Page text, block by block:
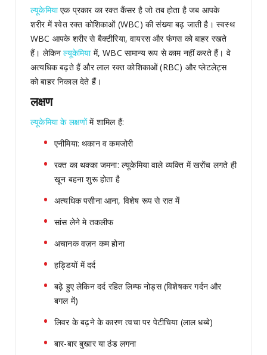
ल्यूकेमियाएक प्रकार का रक्त कैंसर है जो तब होता है जब आपके
शरीर में श्वेत रक्त कोशिकाओं (WBC) की संख्या बढ़ जाती है। स्वस्थ
WBC आपके शरीर से बैक्टीरिया, वायरस और फंगस को बाहर रखते
हैं। लेकिनल्यूकेमियामें, WBC सामान्य रूप से काम नहीं करते हैं। वे
अत्यधिक बढ़ते हैं और लाल रक्त कोशिकाओं (RBC) और प्लेटलेट्स
को बाहर निकाल देते हैं।
लक्षण
ल्यूकेमिया के लक्षणोंमें शामिल हैं:
एनीमिया: थकान व कमजोरी
रक्त का थक्का जमना: ल्यूकेमिया वाले व्यक्ति में खरोंच लगते ही
खून बहना शुरू होता है
अत्यधिक पसीना आना, विशेष रूप से रात में
सांस लेने मे तकलीफ
अचानक वज़न कम होना
हड्डियों में दर्द
बढ़े हुए लेकिन दर्द रहित लिम्फ नोड्स (विशेषकर गर्दन और
बगल में)
लिवर के बढ़ने के कारण त्वचा पर पेटीचिया (लाल धब्बे)
बार-बार बुखार या ठंड लगना